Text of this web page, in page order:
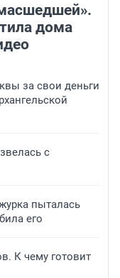
дома
за свои деньги
с
пыталась
его
К чему готовит